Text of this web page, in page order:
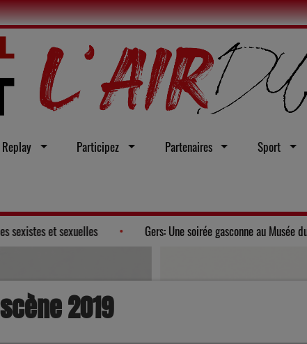
Replay Participez Partenaires Sport
en faveur d'une loi intégrale contre les violences sexistes et sexuelles
2019